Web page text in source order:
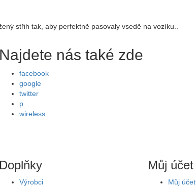
střih tak, aby perfektně pasovaly vsedě na vozíku..
Najdete nás také zde
facebook
google
twitter
p
wireless
Doplňky
Výrobci
Můj účet
Můj účet